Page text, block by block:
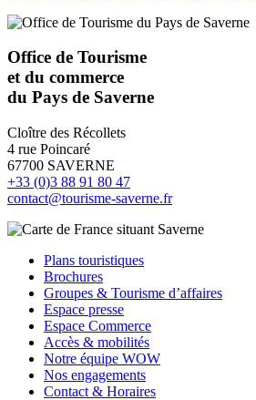
Office de Tourisme
et du commerce
du Pays de Saverne
Cloître des Récollets
4 rue Poincaré
67700 SAVERNE
+33 (0)3 88 91 80 47
contact@tourisme-saverne.fr
Plans touristiques
Brochures
Groupes & Tourisme d’affaires
Espace presse
Espace Commerce
Accès & mobilités
Notre équipe WOW
Nos engagements
Contact & Horaires